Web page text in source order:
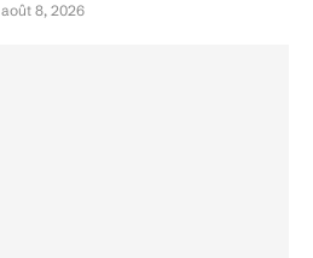
août 8, 2026